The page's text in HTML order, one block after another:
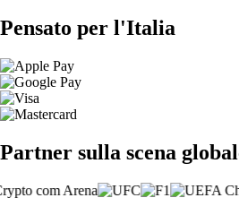
Pensato per l'Italia
Partner sulla scena